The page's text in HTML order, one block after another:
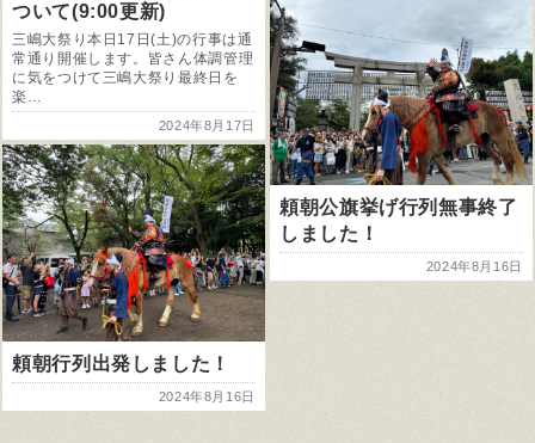
ついて(9:00更新)
三嶋大祭り本日17日(土)の行事は通
常通り開催します。皆さん体調管理
に気をつけて三嶋大祭り最終日を
楽…
2024年8月17日
頼朝公旗挙げ行列無事終了
しました！
2024年8月16日
頼朝行列出発しました！
2024年8月16日